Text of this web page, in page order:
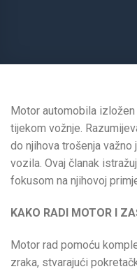
Motor automobila
tijekom vožnje.
do njihova trošenja
vozila. Ovaj članak
fokusom na njihovoj
KAKO RADI MOTOR I
Motor rad pomoću
zraka, stvarajući